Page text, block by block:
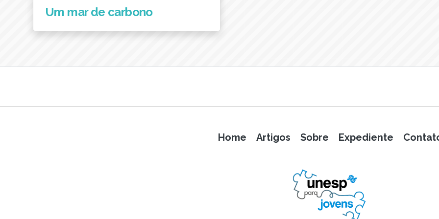
Um mar de carbono
Home Artigos Sobre Expediente